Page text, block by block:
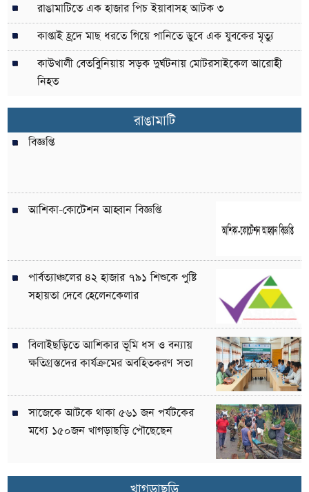
রাঙামাটিতে এক হাজার পিচ ইয়াবাসহ আটক ৩
কাপ্তাই হ্রদে মাছ ধরতে গিয়ে পানিতে ডুবে এক যুবকের মৃত্যু
কাউখালী বেতবুিনিয়ায় সড়ক দুর্ঘটনায় মোটরসাইকেল আরোহী
নিহত
রাঙামাটি
বিজ্ঞপ্তি
আশিকা-কোটেশন আহ্বান বিজ্ঞপ্তি
পার্বত্যাঞ্চলের ৪২ হাজার ৭৯১ শিশুকে পুষ্টি
সহায়তা দেবে হেলেনকেলার
বিলাইছড়িতে আশিকার ভূমি ধস ও বন্যায়
ক্ষতিগ্রস্তদের কার্যক্রমের অবহিতকরণ সভা
সাজেকে আটকে থাকা ৫৬১ জন পর্যটকের
মধ্যে ১৫০জন খাগড়াছড়ি পৌছেছেন